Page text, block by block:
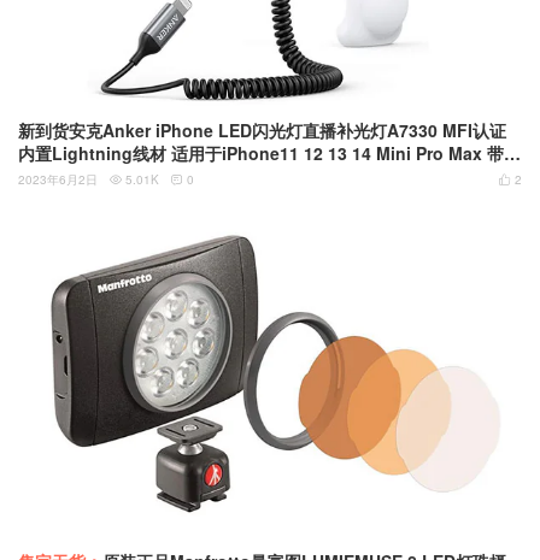
新到货安克Anker iPhone LED闪光灯直播补光灯A7330 MFI认证
内置Lightning线材 适用于iPhone11 12 13 14 Mini Pro Max 带闪
光灯模式和手电筒模式
 2
2023年6月2日  5.01K  0